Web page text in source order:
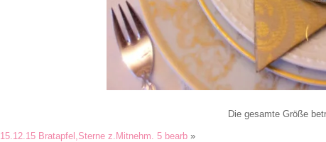
Die gesamte Größe
15.12.15 Bratapfel,Sterne z.Mitnehm. 5 bearb »